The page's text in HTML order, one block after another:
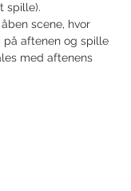
spille).
scene, hvor
på aftenen og spille
med aftenens